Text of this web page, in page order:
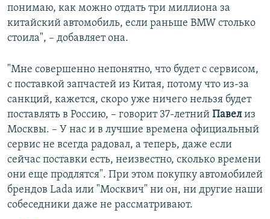
понимаю, как можно отдать три миллиона за
китайский автомобиль, если раньше BMW столько
стоила", – добавляет она.
"Мне совершенно непонятно, что будет с сервисом,
с поставкой запчастей из Китая, потому что из-за
санкций, кажется, скоро уже ничего нельзя будет
поставлять в Россию, – говорит 37-летний Павелиз
Москвы. – У нас и в лучшие времена официальный
сервис не всегда радовал, а теперь, даже если
сейчас поставки есть, неизвестно, сколько времени
они еще продлятся". При этом покупку автомобилей
брендов Lada или "Москвич" ни он, ни другие наши
собеседники даже не рассматривают.